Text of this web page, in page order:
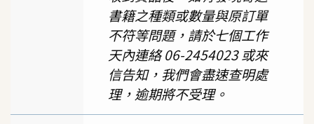
書籍之種類或數量與原訂單
不符等問題，請於七個工作
天內連絡 06-2454023 或來
信告知，我們會盡速查明處
理，逾期將不受理。